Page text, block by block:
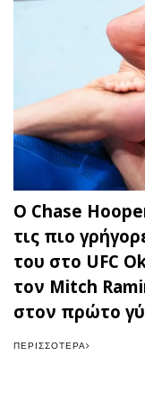
Ο Chase
τις πιο
του στο UFC
τον Mitch
στον πρώτο
ΠΕΡΙΣΣΌΤΕΡΑ